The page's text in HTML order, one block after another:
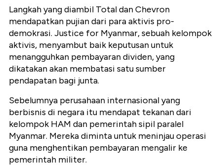
Langkah yang diambil Total dan Chevron
mendapatkan pujian dari para aktivis pro-
demokrasi. Justice for Myanmar, sebuah kelompok
aktivis, menyambut baik keputusan untuk
menangguhkan pembayaran dividen, yang
dikatakan akan membatasi satu sumber
pendapatan bagi junta.
Sebelumnya perusahaan internasional yang
berbisnis di negara itu mendapat tekanan dari
kelompok HAM dan pemerintah sipil paralel
Myanmar. Mereka diminta untuk meninjau operasi
guna menghentikan pembayaran mengalir ke
pemerintah militer.